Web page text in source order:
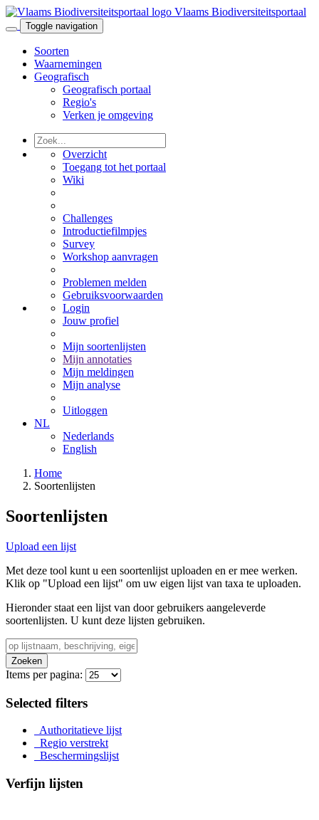
Vlaams Biodiversiteitsportaal
Toggle navigation
Soorten
Waarnemingen
Geografisch
Geografisch portaal
Regio's
Verken je omgeving
Overzicht
Toegang tot het portaal
Wiki
Challenges
Introductiefilmpjes
Survey
Workshop aanvragen
Problemen melden
Gebruiksvoorwaarden
Login
Jouw profiel
Mijn soortenlijsten
Mijn annotaties
Mijn meldingen
Mijn analyse
Uitloggen
NL
Nederlands
English
Home
Soortenlijsten
Soortenlijsten
Upload een lijst
Met deze tool kunt u een soortenlijst uploaden en er mee werken.
Klik op "Upload een lijst" om uw eigen lijst van taxa te uploaden.
Hieronder staat een lijst van door gebruikers aangeleverde
soortenlijsten. U kunt deze lijsten gebruiken.
Zoeken
Items per pagina:
Selected filters
Authoritatieve lijst
Regio verstrekt
Beschermingslijst
Verfijn lijsten